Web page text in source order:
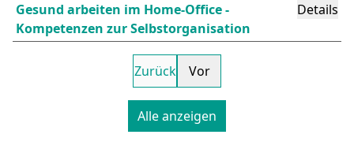
Gesund arbeiten im Home-Office -
Kompetenzen zur Selbstorganisation
Details
Zurück Vor
Alle anzeigen